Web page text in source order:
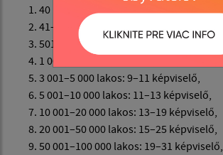
40 lakosig: 3 képviselő,
41–500 lakos: 3–5 képviselő,
501–1 000 lakos: 5–7 képviselő,
1 001–3 000 lakos: 7–9 képviselő,
3 001–5 000 lakos: 9–11 képviselő,
5 001–10 000 lakos: 11–13 képviselő,
10 001–20 000 lakos: 13–19 képviselő,
20 001–50 000 lakos: 15–25 képviselő,
50 001–100 000 lakos: 19–31 képviselő,